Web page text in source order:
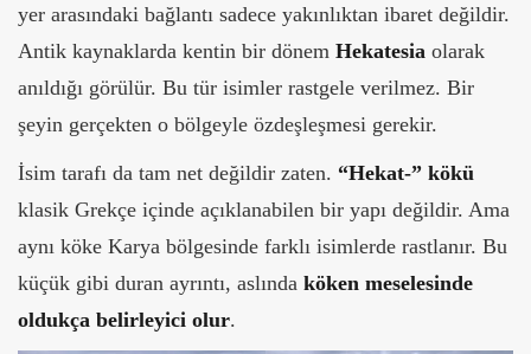
yer arasındaki bağlantı sadece yakınlıktan ibaret değildir.
Antik kaynaklarda kentin bir dönem Hekatesia olarak
anıldığı görülür. Bu tür isimler rastgele verilmez. Bir
şeyin gerçekten o bölgeyle özdeşleşmesi gerekir.
İsim tarafı da tam net değildir zaten. “Hekat-” kökü
klasik Grekçe içinde açıklanabilen bir yapı değildir. Ama
aynı köke Karya bölgesinde farklı isimlerde rastlanır. Bu
küçük gibi duran ayrıntı, aslında köken meselesinde
oldukça belirleyici olur.